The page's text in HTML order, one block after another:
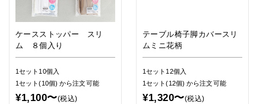
ケースストッパー スリ
ム ８個入り
1セット10個入
1セット(10個)から注文可能
¥1,100〜(税込)
テーブル椅子脚カバースリ
ムミニ花柄
1セット12個入
1セット(12個)から注文可能
¥1,320〜(税込)